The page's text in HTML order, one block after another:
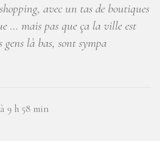
avec un tas de boutiques
… mais pas que ça la ville est
là bas, sont sympa
9 h 58 min